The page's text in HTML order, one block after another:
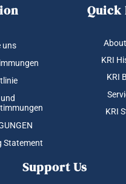
uns
Statement
Quick
KRI
KRI
KRI
Support Us